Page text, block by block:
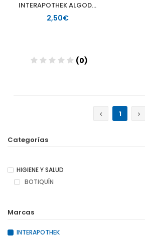
INTERAPOTHEK ALGODON DESMAQUILLAJE 80 DISCOS
2,50€
(0)
1
Categorías
HIGIENE Y SALUD
BOTIQUÍN
Marcas
INTERAPOTHEK